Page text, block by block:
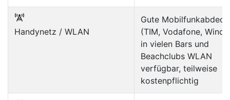
Handynetz / WLAN
Gute
(TIM, Vodafone,
in vielen Bars und
Beachclubs WLAN
verfügbar, teilweise
kostenpflichtig